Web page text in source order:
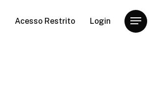
Acesso Restrito Login Menu